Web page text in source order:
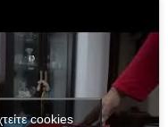
cookies